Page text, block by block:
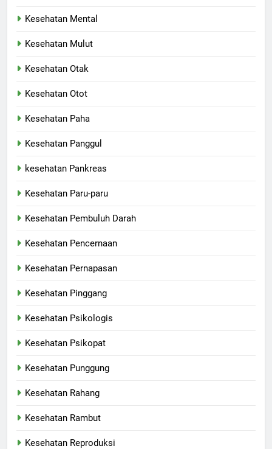
Kesehatan Mental
Kesehatan Mulut
Kesehatan Otak
Kesehatan Otot
Kesehatan Paha
Kesehatan Panggul
kesehatan Pankreas
Kesehatan Paru-paru
Kesehatan Pembuluh Darah
Kesehatan Pencernaan
Kesehatan Pernapasan
Kesehatan Pinggang
Kesehatan Psikologis
Kesehatan Psikopat
Kesehatan Punggung
Kesehatan Rahang
Kesehatan Rambut
Kesehatan Reproduksi